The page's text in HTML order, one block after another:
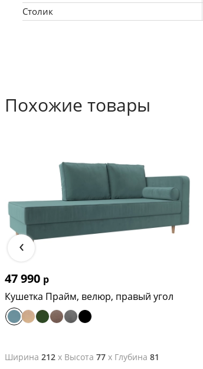
Столик
Похожие товары
47 990 р
Кушетка Прайм, велюр, правый угол
Ширина 212 x Высота 77 x Глубина 81
‹